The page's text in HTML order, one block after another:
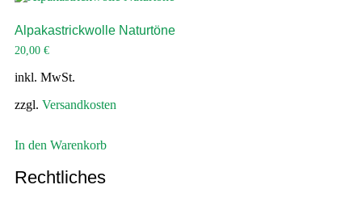
Alpakastrickwolle Naturtöne
20,00 €
inkl. MwSt.
zzgl. Versandkosten
In den Warenkorb
Rechtliches